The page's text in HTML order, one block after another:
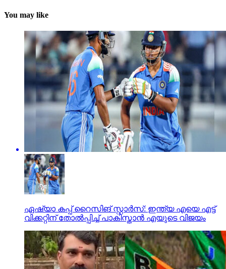
You may like
ഏഷ്യാ കപ്പ് റൈസിങ് സ്റ്റാര്‍സ്: ഇന്ത്യ എയെ എട്ട്
വിക്കറ്റിന് തോല്‍പ്പിച്ച് പാകിസ്താന്‍ എയുടെ വിജയം